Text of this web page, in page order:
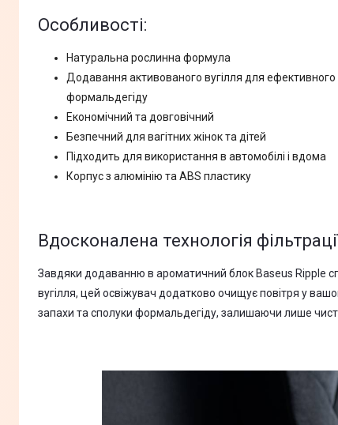
Особливості:
Натуральна рослинна формула
Додавання активованого вугілля для ефективного
формальдегіду
Економічний та довговічний
Безпечний для вагітних жінок та дітей
Підходить для використання в автомобілі і вдома
Корпус з алюмінію та ABS пластику
Вдосконалена технологія
Завдяки додаванню в ароматичний блок Baseus Ripple
вугілля, цей освіжувач додатково очищує повітря у
запахи та сполуки формальдегіду, залишаючи лише